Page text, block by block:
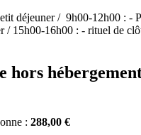
déjeuner / 9h00-12h00 : -
/ 15h00-16h00 : - rituel de
hors
: 288,00 €